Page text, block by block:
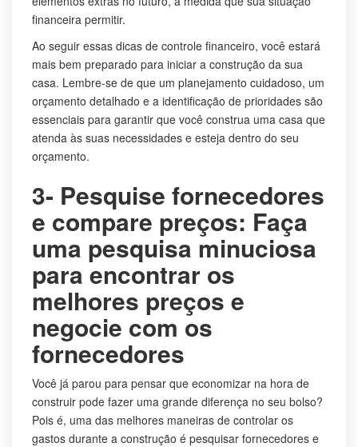
financeira permitir.
Ao seguir essas dicas de controle financeiro, você estará
mais bem preparado para iniciar a construção da sua
casa. Lembre-se de que um planejamento cuidadoso, um
orçamento detalhado e a identificação de prioridades são
essenciais para garantir que você construa uma casa que
atenda às suas necessidades e esteja dentro do seu
orçamento.
3- Pesquise fornecedores
e compare preços: Faça
uma pesquisa minuciosa
para encontrar os
melhores preços e
negocie com os
fornecedores
Você já parou para pensar que economizar na hora de
construir pode fazer uma grande diferença no seu bolso?
Pois é, uma das melhores maneiras de controlar os
gastos durante a construção é pesquisar fornecedores e